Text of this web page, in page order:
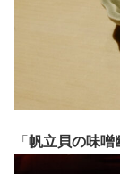
「 帆立貝の味噌